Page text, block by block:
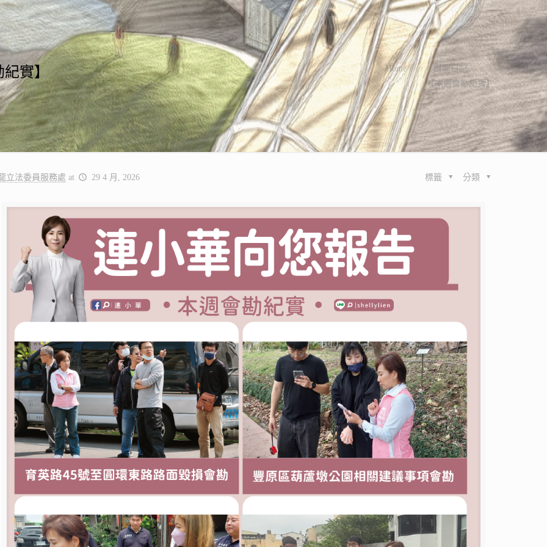
實】 Home
阿龍日記
【本週會勘紀實】
立法委員服務處 at 29 4 月, 2026 分類
標籤